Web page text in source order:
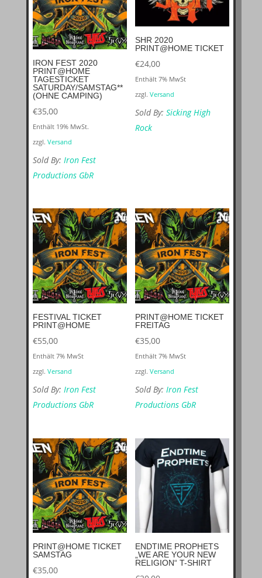
IRON FEST 2020
PRINT@HOME
TAGESTICKET
SATURDAY/SAMSTAG**
(OHNE CAMPING)
€35,00
Enthält 19% MwSt.
zzgl. Versand
Sold By: Iron Fest
Productions GbR
SHR 2020
PRINT@HOME TICKET
€24,00
Enthält 7% MwSt
zzgl. Versand
Sold By: Sicking High
Rock
FESTIVAL TICKET
PRINT@HOME
€55,00
Enthält 7% MwSt
zzgl. Versand
Sold By: Iron Fest
Productions GbR
PRINT@HOME TICKET
FREITAG
€35,00
Enthält 7% MwSt
zzgl. Versand
Sold By: Iron Fest
Productions GbR
PRINT@HOME TICKET
SAMSTAG
€35,00
ENDTIME PROPHETS
„WE ARE YOUR NEW
RELIGION“ T-SHIRT